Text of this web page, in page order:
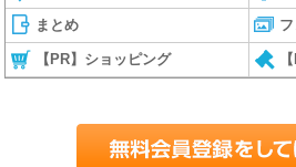
まとめ
【PR】ショッピング